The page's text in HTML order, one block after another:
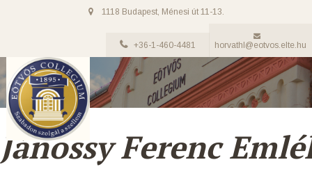
1118 Budapest, Ménesi út 11-13.
+36-1-460-4481 horvathl@eotvos.elte.hu
Jánossy Ferenc